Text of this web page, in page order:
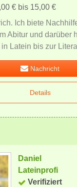
€ bis 15,00 €
Ich biete
Abitur und darüber
Latein bis zur
Nachricht
Details
Daniel
Lateinprofi
Verifiziert